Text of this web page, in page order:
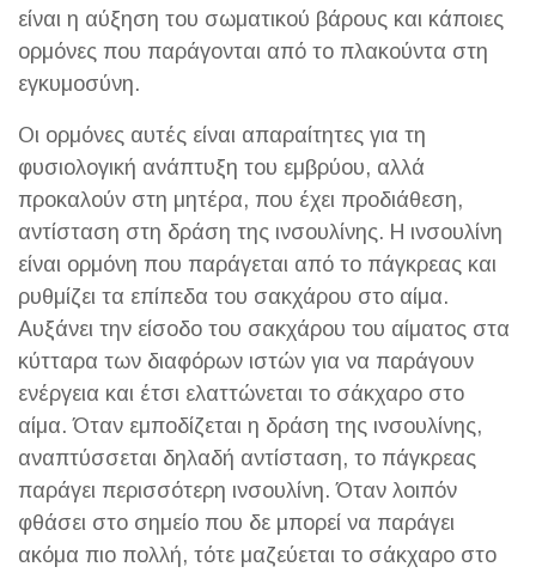
είναι η αύξηση του σωματικού βάρους και κάποιες
ορμόνες που παράγονται από το πλακούντα στη
εγκυμοσύνη.
Οι ορμόνες αυτές είναι απαραίτητες για τη
φυσιολογική ανάπτυξη του εμβρύου, αλλά
προκαλούν στη μητέρα, που έχει προδιάθεση,
αντίσταση στη δράση της ινσουλίνης. Η ινσουλίνη
είναι ορμόνη που παράγεται από το πάγκρεας και
ρυθμίζει τα επίπεδα του σακχάρου στο αίμα.
Αυξάνει την είσοδο του σακχάρου του αίματος στα
κύτταρα των διαφόρων ιστών για να παράγουν
ενέργεια και έτσι ελαττώνεται το σάκχαρο στο
αίμα. Όταν εμποδίζεται η δράση της ινσουλίνης,
αναπτύσσεται δηλαδή αντίσταση, το πάγκρεας
παράγει περισσότερη ινσουλίνη. Όταν λοιπόν
φθάσει στο σημείο που δε μπορεί να παράγει
ακόμα πιο πολλή, τότε μαζεύεται το σάκχαρο στο